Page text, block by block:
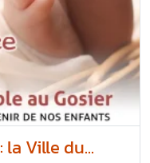
Ville du...